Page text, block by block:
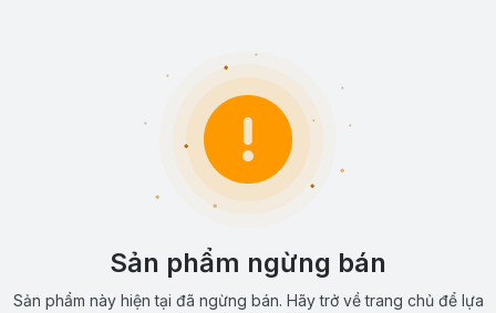
Sản phẩm ngừng bán
Sản phẩm này hiện tại đã ngừng bán. Hãy trở về trang chủ để lựa